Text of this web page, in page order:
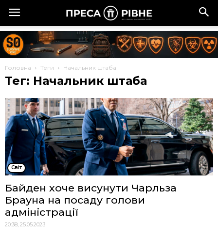
Головна Теги Начальник штаба
Тег: Начальник штаба
Cвіт
Байден хоче висунути Чарльза
Брауна на посаду голови
адміністрації
20:38, 25.05.2023